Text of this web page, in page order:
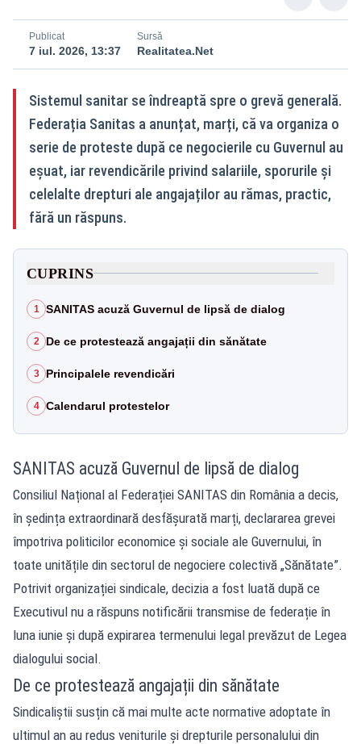
Publicat
7 iul. 2026, 13:37
Sursă
Realitatea.Net
Sistemul sanitar se îndreaptă spre o grevă generală.
Federația Sanitas a anunțat, marți, că va organiza o
serie de proteste după ce negocierile cu Guvernul au
eșuat, iar revendicările privind salariile, sporurile și
celelalte drepturi ale angajaților au rămas, practic,
fără un răspuns.
CUPRINS
1 SANITAS acuză Guvernul de lipsă de dialog
2 De ce protestează angajații din sănătate
3 Principalele revendicări
4 Calendarul protestelor
SANITAS acuză Guvernul de lipsă de dialog
Consiliul Național al Federației SANITAS din România a decis,
în ședința extraordinară desfășurată marți, declararea grevei
împotriva politicilor economice și sociale ale Guvernului, în
toate unitățile din sectorul de negociere colectivă „Sănătate”.
Potrivit organizației sindicale, decizia a fost luată după ce
Executivul nu a răspuns notificării transmise de federație în
luna iunie și după expirarea termenului legal prevăzut de Legea
dialogului social.
De ce protestează angajații din sănătate
Sindicaliștii susțin că mai multe acte normative adoptate în
ultimul an au redus veniturile și drepturile personalului din